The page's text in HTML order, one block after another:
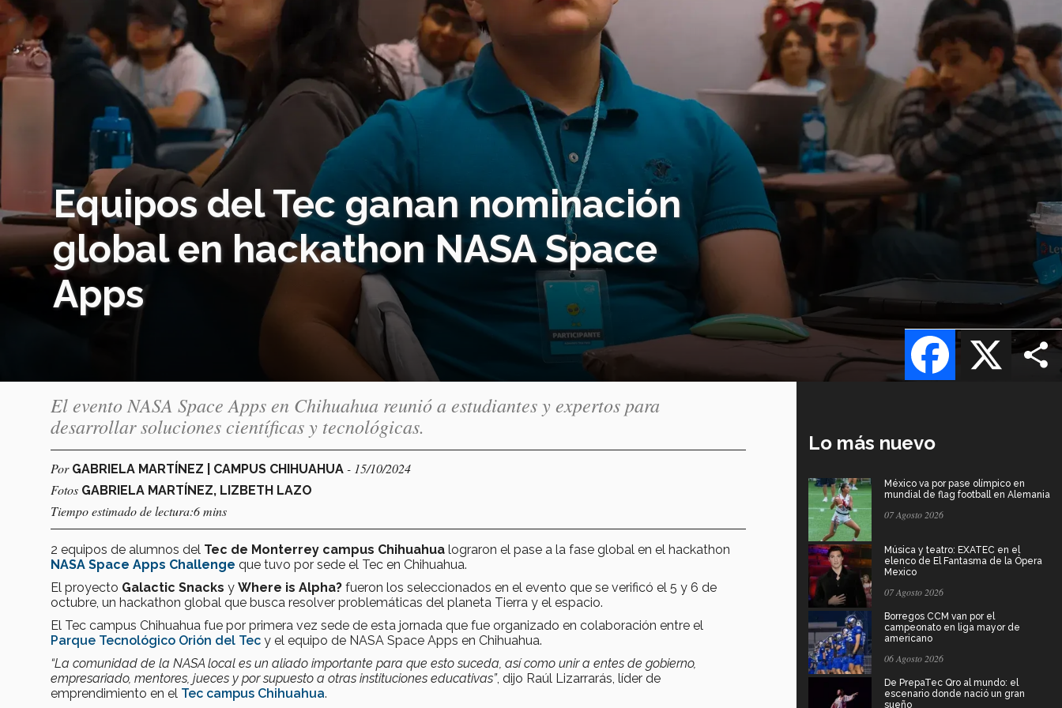
Equipos del Tec ganan nominación
global en hackathon NASA Space
Apps
X
Facebook
El evento NASA Space Apps en Chihuahua reunió a estudiantes y expertos para
desarrollar soluciones científicas y tecnológicas.
Por GABRIELA MARTÍNEZ | CAMPUS CHIHUAHUA - 15/10/2024
Fotos GABRIELA MARTÍNEZ, LIZBETH LAZO
Tiempo estimado de lectura:6 mins
2 equipos de alumnos del Tec de Monterrey campus Chihuahua lograron el pase a la fase global en el hackathon
NASA Space Apps Challenge que tuvo por sede el Tec en Chihuahua.
El proyecto Galactic Snacks y Where is Alpha? fueron los seleccionados en el evento que se verificó el 5 y 6 de
octubre, un hackathon global que busca resolver problemáticas del planeta Tierra y el espacio.
El Tec campus Chihuahua fue por primera vez sede de esta jornada que fue organizado en colaboración entre el
Parque Tecnológico Orión del Tec y el equipo de NASA Space Apps en Chihuahua.
“La comunidad de la NASA local es un aliado importante para que esto suceda, así como unir a entes de gobierno,
empresariado, mentores, jueces y por supuesto a otras instituciones educativas”, dijo Raúl Lizarrarás, líder de
emprendimiento en el Tec campus Chihuahua.
Lo más nuevo
México va por pase olímpico en
mundial de flag football en Alemania
07 Agosto 2026
Música y teatro: EXATEC en el
elenco de El Fantasma de la Ópera
Mexico
07 Agosto 2026
Borregos CCM van por el
campeonato en liga mayor de
americano
06 Agosto 2026
De PrepaTec Qro al mundo: el
escenario donde nació un gran
sueño